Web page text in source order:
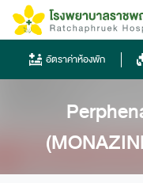
Skip
content
ไทย
ไทย
English
Chinese
อัตราค่าห้องพัก